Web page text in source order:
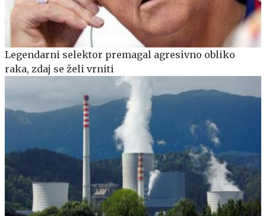
Legendarni selektor premagal agresivno obliko
raka, zdaj se želi vrniti